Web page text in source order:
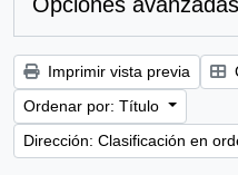
Imprimir vista previa
Ordenar por: Título
Dirección: Clasificación en